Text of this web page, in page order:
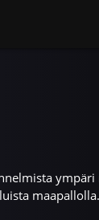
maapallolla.